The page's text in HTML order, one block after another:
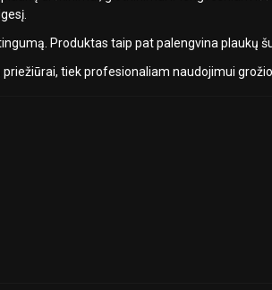
Produktas taip pat palengvina plaukų
tiek profesionaliam naudojimui